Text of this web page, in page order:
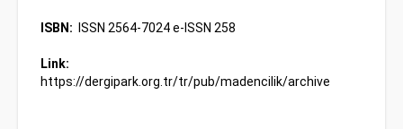
ISBN: ISSN 2564-7024 e-ISSN 258
Link:
https://dergipark.org.tr/tr/pub/madencilik/archive